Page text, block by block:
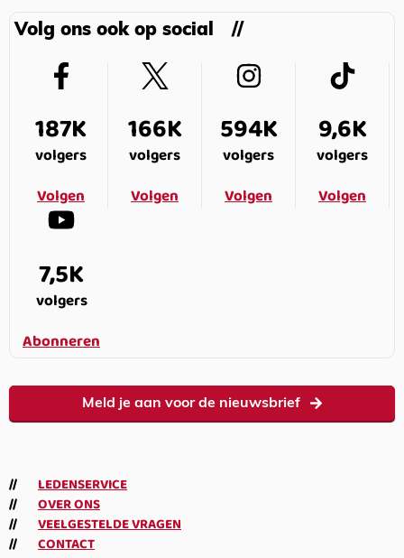
Volg ons ook op social
187K
volgers
Volgen
166K
volgers
Volgen
594K
volgers
Volgen
9,6K
volgers
Volgen
7,5K
volgers
Abonneren
Meld je aan voor de nieuwsbrief
LEDENSERVICE
OVER ONS
VEELGESTELDE VRAGEN
CONTACT